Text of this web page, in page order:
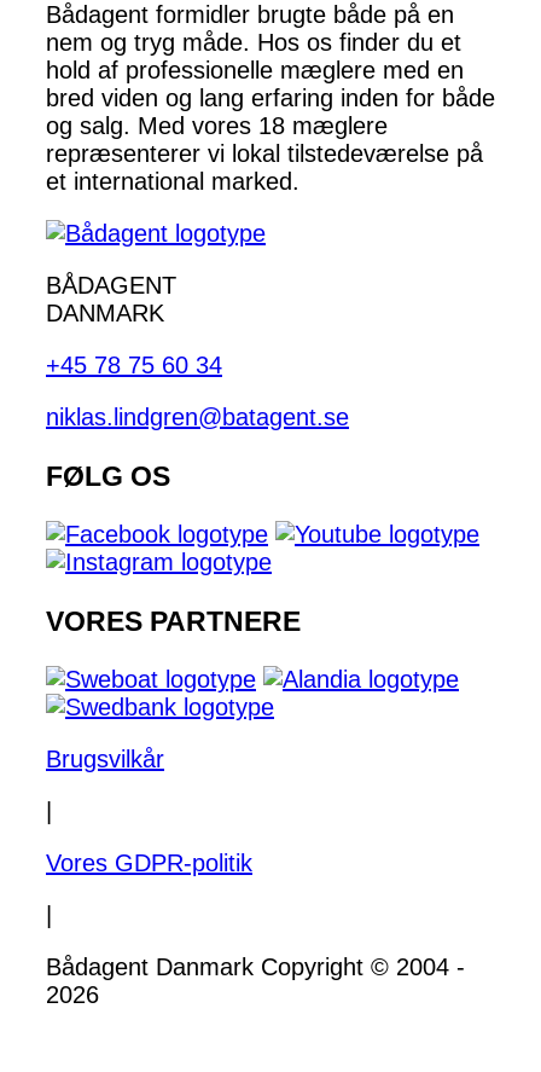
Bådagent formidler brugte både på en
nem og tryg måde. Hos os finder du et
hold af professionelle mæglere med en
bred viden og lang erfaring inden for både
og salg. Med vores 18 mæglere
repræsenterer vi lokal tilstedeværelse på
et international marked.
BÅDAGENT
DANMARK
+45 78 75 60 34
niklas.lindgren@batagent.se
FØLG OS
VORES PARTNERE
Brugsvilkår
Vores GDPR-politik
Bådagent Danmark Copyright © 2004 -
2026